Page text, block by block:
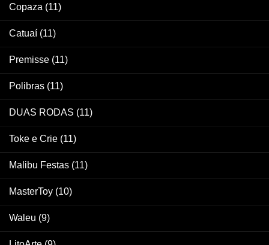
Copaza (11)
Catuaí (11)
Premisse (11)
Polibras (11)
DUAS RODAS (11)
Toke e Crie (11)
Malibu Festas (11)
MasterToy (10)
Waleu (9)